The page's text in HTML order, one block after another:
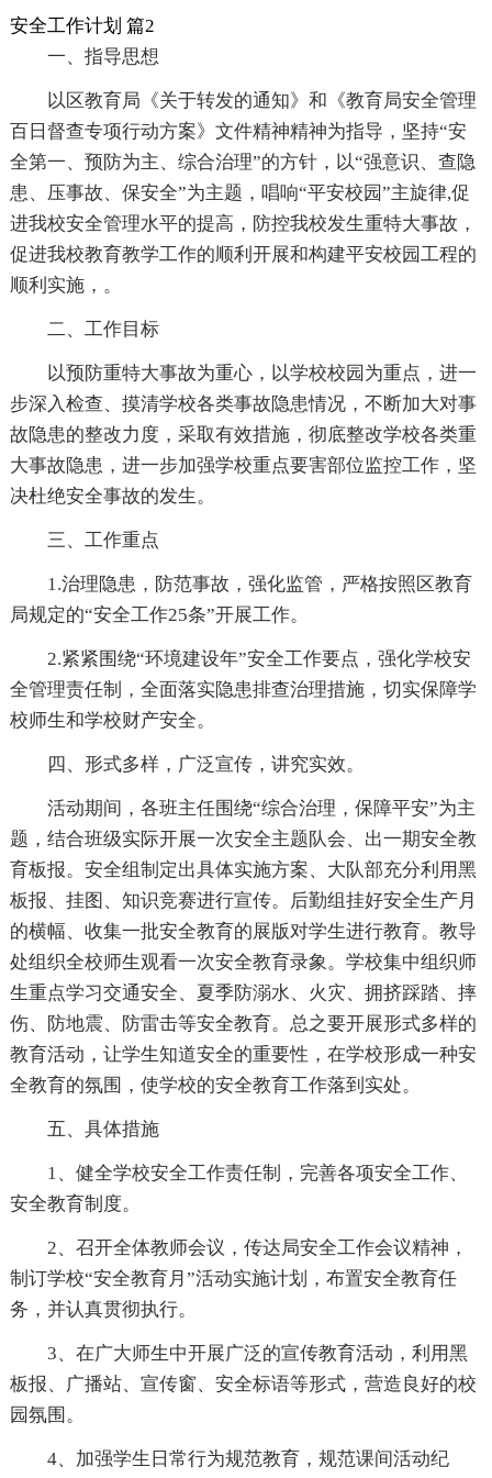
安全工作计划 篇2
一、指导思想
以区教育局《关于转发的通知》和《教育局安全管理
百日督查专项行动方案》文件精神精神为指导，坚持“安
全第一、预防为主、综合治理”的方针，以“强意识、查隐
患、压事故、保安全”为主题，唱响“平安校园”主旋律,促
进我校安全管理水平的提高，防控我校发生重特大事故，
促进我校教育教学工作的顺利开展和构建平安校园工程的
顺利实施，。
二、工作目标
以预防重特大事故为重心，以学校校园为重点，进一
步深入检查、摸清学校各类事故隐患情况，不断加大对事
故隐患的整改力度，采取有效措施，彻底整改学校各类重
大事故隐患，进一步加强学校重点要害部位监控工作，坚
决杜绝安全事故的发生。
三、工作重点
1.治理隐患，防范事故，强化监管，严格按照区教育
局规定的“安全工作25条”开展工作。
2.紧紧围绕“环境建设年”安全工作要点，强化学校安
全管理责任制，全面落实隐患排查治理措施，切实保障学
校师生和学校财产安全。
四、形式多样，广泛宣传，讲究实效。
活动期间，各班主任围绕“综合治理，保障平安”为主
题，结合班级实际开展一次安全主题队会、出一期安全教
育板报。安全组制定出具体实施方案、大队部充分利用黑
板报、挂图、知识竞赛进行宣传。后勤组挂好安全生产月
的横幅、收集一批安全教育的展版对学生进行教育。教导
处组织全校师生观看一次安全教育录象。学校集中组织师
生重点学习交通安全、夏季防溺水、火灾、拥挤踩踏、摔
伤、防地震、防雷击等安全教育。总之要开展形式多样的
教育活动，让学生知道安全的重要性，在学校形成一种安
全教育的氛围，使学校的安全教育工作落到实处。
五、具体措施
1、健全学校安全工作责任制，完善各项安全工作、
安全教育制度。
2、召开全体教师会议，传达局安全工作会议精神，
制订学校“安全教育月”活动实施计划，布置安全教育任
务，并认真贯彻执行。
3、在广大师生中开展广泛的宣传教育活动，利用黑
板报、广播站、宣传窗、安全标语等形式，营造良好的校
园氛围。
4、加强学生日常行为规范教育，规范课间活动纪